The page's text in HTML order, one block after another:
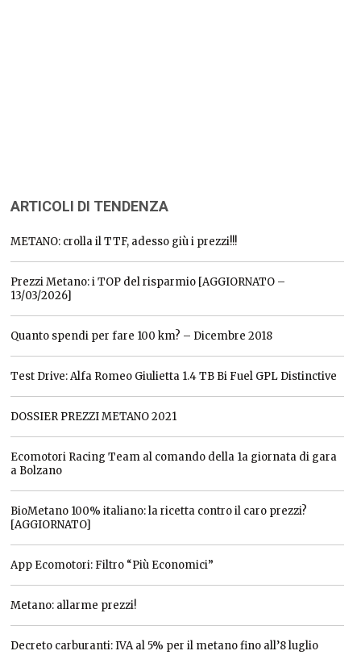
ARTICOLI DI TENDENZA
METANO: crolla il TTF, adesso giù i prezzi!!!
Prezzi Metano: i TOP del risparmio [AGGIORNATO –
13/03/2026]
Quanto spendi per fare 100 km? – Dicembre 2018
Test Drive: Alfa Romeo Giulietta 1.4 TB Bi Fuel GPL Distinctive
DOSSIER PREZZI METANO 2021
Ecomotori Racing Team al comando della 1a giornata di gara
a Bolzano
BioMetano 100% italiano: la ricetta contro il caro prezzi?
[AGGIORNATO]
App Ecomotori: Filtro “Più Economici”
Metano: allarme prezzi!
Decreto carburanti: IVA al 5% per il metano fino all’8 luglio